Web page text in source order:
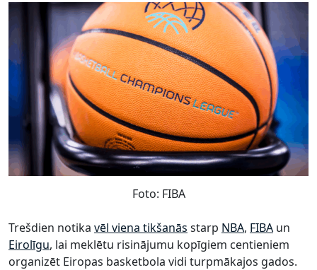
Foto: FIBA
Trešdien notika vēl viena tikšanās starp NBA, FIBA un
Eirolīgu, lai meklētu risinājumu kopīgiem centieniem
organizēt Eiropas basketbola vidi turpmākajos gados.